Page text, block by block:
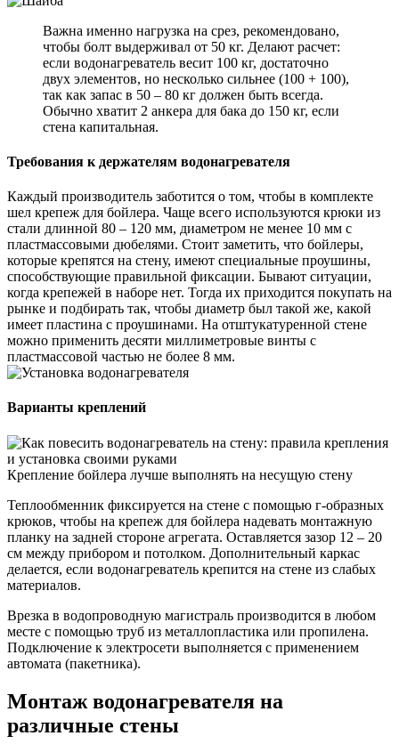
Важна именно нагрузка на срез, рекомендовано,
чтобы болт выдерживал от 50 кг. Делают расчет:
если водонагреватель весит 100 кг, достаточно
двух элементов, но несколько сильнее (100 + 100),
так как запас в 50 – 80 кг должен быть всегда.
Обычно хватит 2 анкера для бака до 150 кг, если
стена капитальная.
Требования к держателям водонагревателя
Каждый производитель заботится о том, чтобы в комплекте
шел крепеж для бойлера. Чаще всего используются крюки из
стали длинной 80 – 120 мм, диаметром не менее 10 мм с
пластмассовыми дюбелями. Стоит заметить, что бойлеры,
которые крепятся на стену, имеют специальные проушины,
способствующие правильной фиксации. Бывают ситуации,
когда крепежей в наборе нет. Тогда их приходится покупать на
рынке и подбирать так, чтобы диаметр был такой же, какой
имеет пластина с проушинами. На отштукатуренной стене
можно применить десяти миллиметровые винты с
пластмассовой частью не более 8 мм.
Варианты креплений
Крепление бойлера лучше выполнять на несущую стену
Теплообменник фиксируется на стене с помощью г-образных
крюков, чтобы на крепеж для бойлера надевать монтажную
планку на задней стороне агрегата. Оставляется зазор 12 – 20
см между прибором и потолком. Дополнительный каркас
делается, если водонагреватель крепится на стене из слабых
материалов.
Врезка в водопроводную магистраль производится в любом
месте с помощью труб из металлопластика или пропилена.
Подключение к электросети выполняется с применением
автомата (пакетника).
Монтаж водонагревателя на
различные стены